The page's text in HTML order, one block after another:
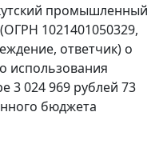
промышленный
1021401050329,
ответчик) о
использования
3 024 969 рублей 73
бюджета